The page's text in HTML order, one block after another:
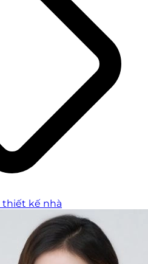
thiết kế nhà